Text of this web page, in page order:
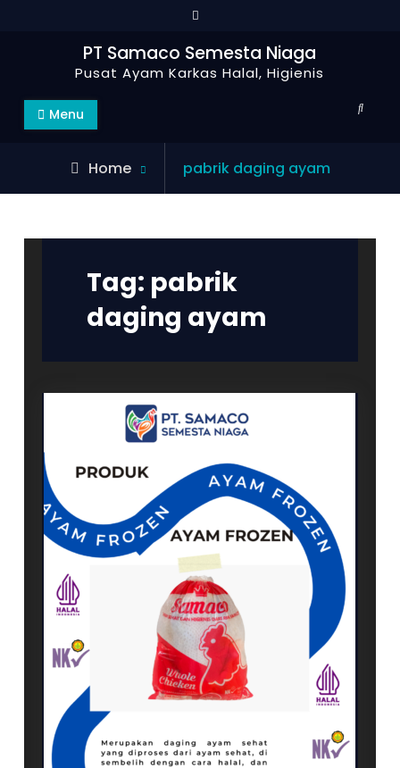
PT Samaco Semesta Niaga
Pusat Ayam Karkas Halal, Higienis
Menu Search
Home
Posts
tagged
pabrik daging ayam
Tag: pabrik
daging ayam